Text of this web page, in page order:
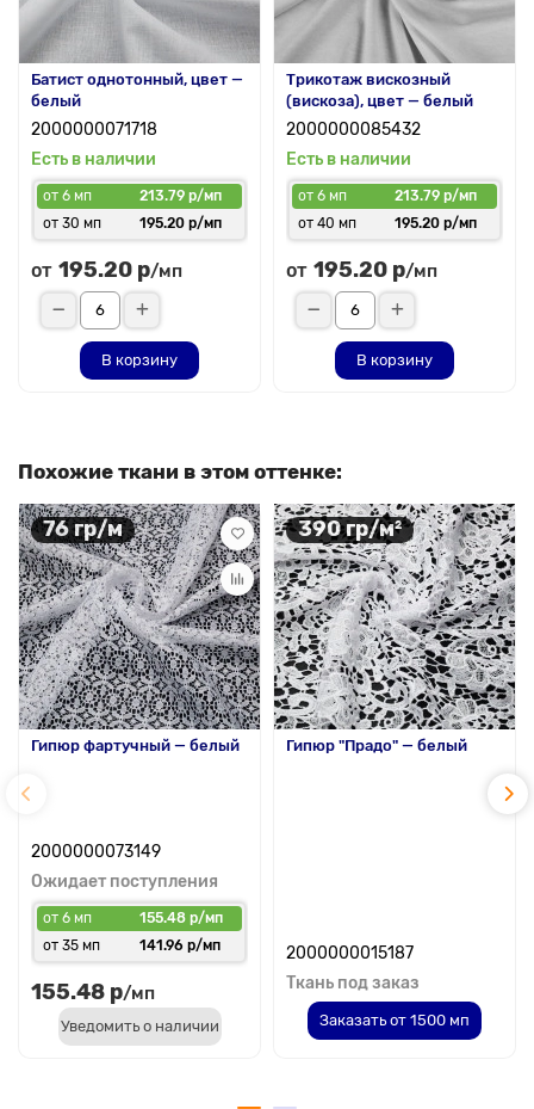
Батист однотонный, цвет —
белый
2000000071718
Есть в наличии
от 6 мп
213.79 р/мп
от 30 мп
195.20 р/мп
от 195.20 р/мп
В корзину
Трикотаж вискозный
(вискоза), цвет — белый
2000000085432
Есть в наличии
от 6 мп
213.79 р/мп
от 40 мп
195.20 р/мп
от 195.20 р/мп
В корзину
Похожие ткани в этом оттенке:
76 гр/м
Гипюр фартучный — белый
2000000073149
Ожидает поступления
от 6 мп
155.48 р/мп
от 35 мп
141.96 р/мп
155.48 р/мп
Уведомить о наличии
390 гр/м²
Гипюр "Прадо" — белый
2000000015187
Ткань под заказ
Заказать от 1500 мп